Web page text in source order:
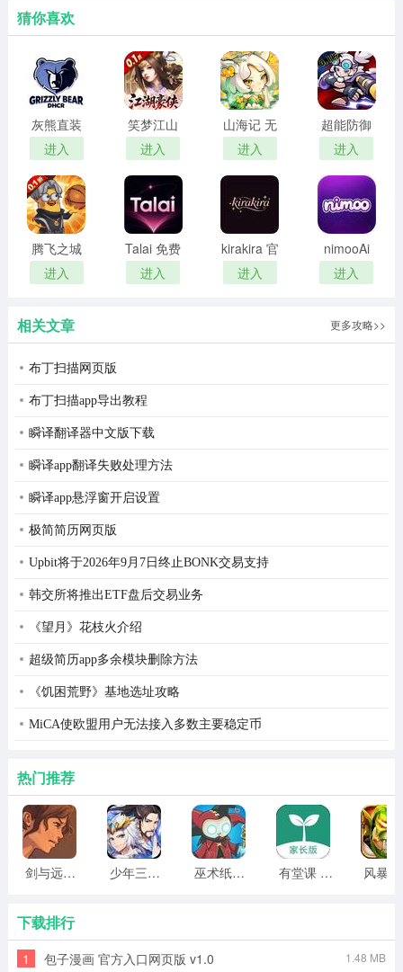
猜你喜欢
灰熊直装
免卡密
进入
笑梦江山
手游0.1折
下载免费
版
进入
山海记 无
限代金券
进入
超能防御
无限资源
版
进入
腾飞之城
魔兽版
进入
Talai 免费
畅聊版
进入
kirakira 官
网登录入
口网址
进入
nimooAi
免登录版
进入
相关文章 更多攻略>>
布丁扫描网页版
布丁扫描app导出教程
瞬译翻译器中文版下载
瞬译app翻译失败处理方法
瞬译app悬浮窗开启设置
极简简历网页版
Upbit将于2026年9月7日终止BONK交易支持
韩交所将推出ETF盘后交易业务
《望月》花枝火介绍
超级简历app多余模块删除方法
《饥困荒野》基地选址攻略
MiCA使欧盟用户无法接入多数主要稳定币
热门推荐
剑与远行人全角色版 vv1.14 少年三国志2无限元宝版最新版 vv5.3.9 巫术纸牌游戏 vv1.1.14 有堂课 v1.2.2
下载排行
1 包子漫画 官方入口网页版 v1.0 1.48 MB